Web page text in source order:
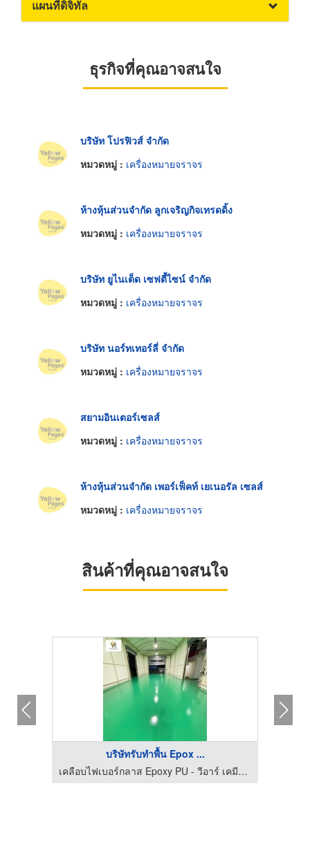
แผนที่ดิจิทัล
ธุรกิจที่คุณอาจสนใจ
บริษัท โปรฟิวส์ จำกัด
หมวดหมู่ : เครื่องหมายจราจร
ห้างหุ้นส่วนจำกัด ลูกเจริญกิจเทรดดิ้ง
หมวดหมู่ : เครื่องหมายจราจร
บริษัท ยูไนเต็ด เซฟตี้ไซน์ จำกัด
หมวดหมู่ : เครื่องหมายจราจร
บริษัท นอร์ทเทอร์ลี่ จำกัด
หมวดหมู่ : เครื่องหมายจราจร
สยามอินเตอร์เซลส์
หมวดหมู่ : เครื่องหมายจราจร
ห้างหุ้นส่วนจำกัด เพอร์เฟ็คท์ เยเนอรัล เซลส์
หมวดหมู่ : เครื่องหมายจราจร
สินค้าที่คุณอาจสนใจ
บริษัทรับทำพื้น Epox ...
เคลือบไฟเบอร์กลาส Epoxy PU - วีอาร์ เคมีคอล 2018